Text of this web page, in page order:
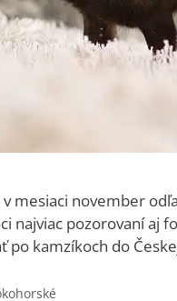
mesiaci november
najviac pozorovaní aj
po kamzíkoch do